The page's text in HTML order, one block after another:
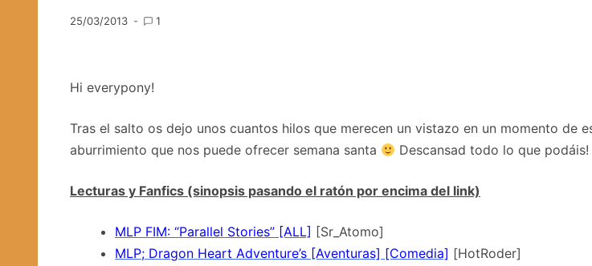
25/03/2013 1
Hi everypony!
Tras el salto os dejo unos cuantos hilos que merecen un vistazo en un momento de
aburrimiento que nos puede ofrecer semana santa
Descansad todo lo que podáis!
Lecturas y Fanfics (sinopsis pasando el ratón por encima del link)
MLP FIM: “Parallel Stories” [ALL] [Sr_Atomo]
MLP; Dragon Heart Adventure’s [Aventuras] [Comedia] [HotRoder]